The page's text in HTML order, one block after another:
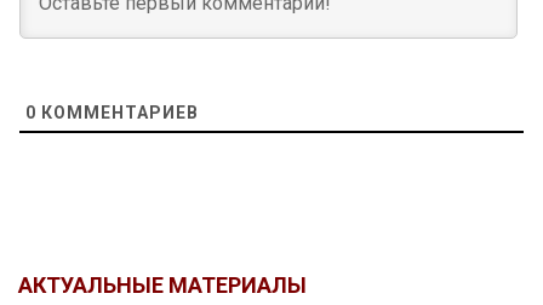
0 КОММЕНТАРИЕВ
АКТУАЛЬНЫЕ МАТЕРИАЛЫ